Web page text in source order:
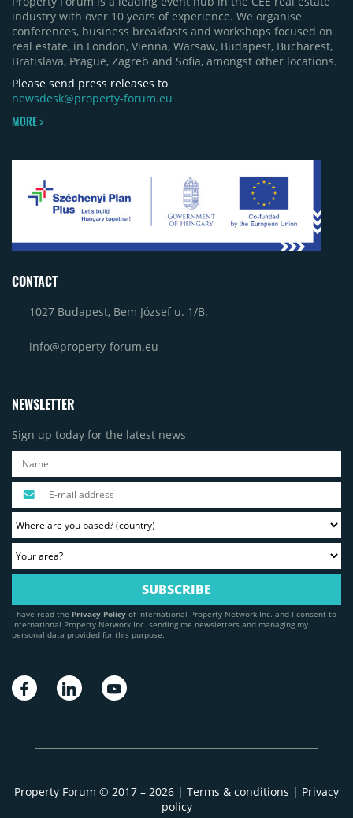
industry with over 10 years of experience. We organise
conferences, business breakfasts and workshops focused on
real estate, in London, Vienna, Warsaw, Budapest, Bucharest,
Bratislava, Prague, Zagreb and Sofia, amongst other locations.
Please send press releases to
newsdesk@property-forum.eu
MORE >
CONTACT
1027 Budapest, Bem József u. 1/B.
info@property-forum.eu
NEWSLETTER
Sign up today for the latest news
I have read the Privacy Policy of International Property Network Inc. and I consent to
International Property Network Inc. sending me newsletters and managing my
personal data provided for this purpose.
Property Forum © 2017 – 2026 | Terms & conditions | Privacy
policy